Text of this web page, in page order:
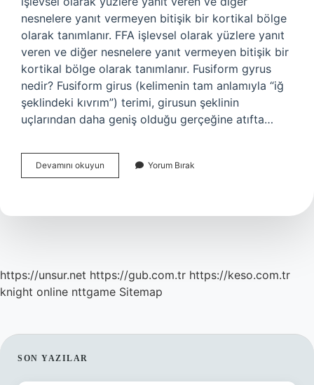
nesnelere yanıt vermeyen bitişik bir kortikal bölge
olarak tanımlanır. FFA işlevsel olarak yüzlere yanıt
veren ve diğer nesnelere yanıt vermeyen bitişik bir
kortikal bölge olarak tanımlanır. Fusiform gyrus
nedir? Fusiform girus (kelimenin tam anlamıyla “iğ
şeklindeki kıvrım”) terimi, girusun şeklinin
uçlarından daha geniş olduğu gerçeğine atıfta…
Devamını okuyun Fusiform
Yüz
Demek
Yorum Bırak
https://unsur.net https://gub.com.tr https://keso.com.tr
knight online nttgame Sitemap
SIDEBAR
SON YAZILAR